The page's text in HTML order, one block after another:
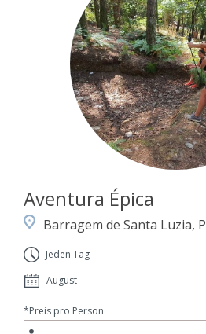
Aventura Épica
Barragem de Santa Luzia,
Jeden Tag
August
*Preis pro Person